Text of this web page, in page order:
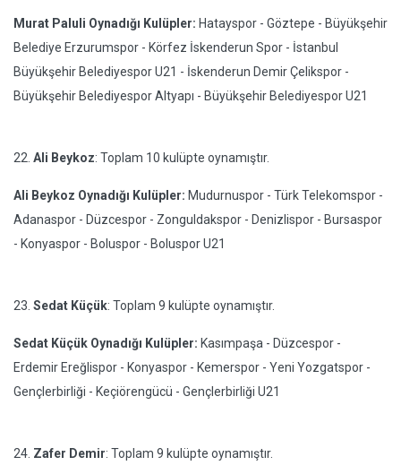
Murat Paluli Oynadığı Kulüpler: Hatayspor - Göztepe - Büyükşehir
Belediye Erzurumspor - Körfez İskenderun Spor - İstanbul
Büyükşehir Belediyespor U21 - İskenderun Demir Çelikspor -
Büyükşehir Belediyespor Altyapı - Büyükşehir Belediyespor U21
22. Ali Beykoz: Toplam 10 kulüpte oynamıştır.
Ali Beykoz Oynadığı Kulüpler: Mudurnuspor - Türk Telekomspor -
Adanaspor - Düzcespor - Zonguldakspor - Denizlispor - Bursaspor
- Konyaspor - Boluspor - Boluspor U21
23. Sedat Küçük: Toplam 9 kulüpte oynamıştır.
Sedat Küçük Oynadığı Kulüpler: Kasımpaşa - Düzcespor -
Erdemir Ereğlispor - Konyaspor - Kemerspor - Yeni Yozgatspor -
Gençlerbirliği - Keçiörengücü - Gençlerbirliği U21
24. Zafer Demir: Toplam 9 kulüpte oynamıştır.